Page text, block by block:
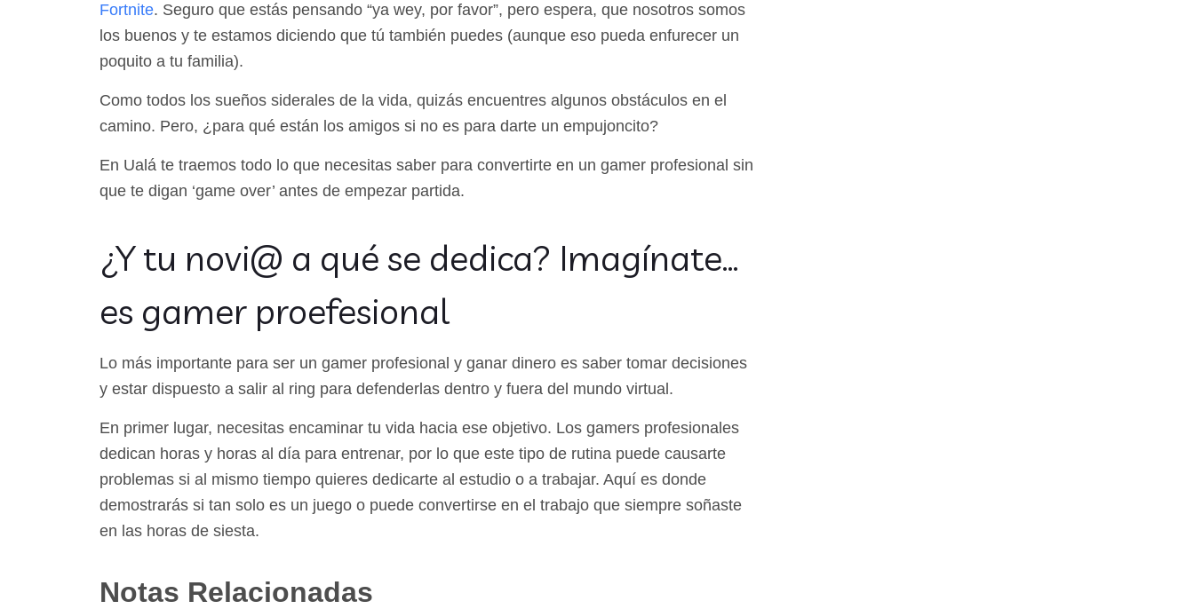
Fortnite. Seguro que estás pensando “ya wey, por favor”, pero espera, que nosotros somos
los buenos y te estamos diciendo que tú también puedes (aunque eso pueda enfurecer un
poquito a tu familia).
Como todos los sueños siderales de la vida, quizás encuentres algunos obstáculos en el
camino. Pero, ¿para qué están los amigos si no es para darte un empujoncito?
En Ualá te traemos todo lo que necesitas saber para convertirte en un gamer profesional sin
que te digan ‘game over’ antes de empezar partida.
¿Y tu novi@ a qué se dedica? Imagínate…
es gamer proefesional
Lo más importante para ser un gamer profesional y ganar dinero es saber tomar decisiones
y estar dispuesto a salir al ring para defenderlas dentro y fuera del mundo virtual.
En primer lugar, necesitas encaminar tu vida hacia ese objetivo. Los gamers profesionales
dedican horas y horas al día para entrenar, por lo que este tipo de rutina puede causarte
problemas si al mismo tiempo quieres dedicarte al estudio o a trabajar. Aquí es donde
demostrarás si tan solo es un juego o puede convertirse en el trabajo que siempre soñaste
en las horas de siesta.
Notas Relacionadas